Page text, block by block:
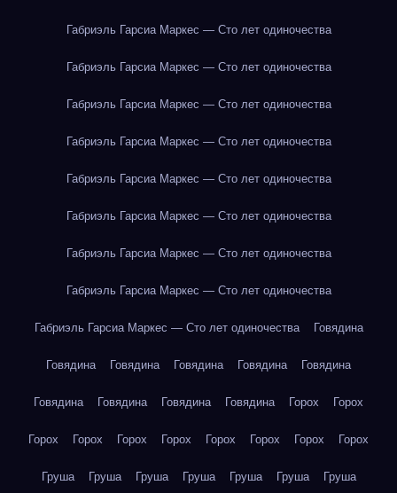
Габриэль Гарсиа Маркес — Сто лет одиночества
Габриэль Гарсиа Маркес — Сто лет одиночества
Габриэль Гарсиа Маркес — Сто лет одиночества
Габриэль Гарсиа Маркес — Сто лет одиночества
Габриэль Гарсиа Маркес — Сто лет одиночества
Габриэль Гарсиа Маркес — Сто лет одиночества
Габриэль Гарсиа Маркес — Сто лет одиночества
Габриэль Гарсиа Маркес — Сто лет одиночества
Габриэль Гарсиа Маркес — Сто лет одиночества Говядина
Говядина Говядина Говядина Говядина Говядина
Говядина Говядина Говядина Говядина Горох Горох
Горох Горох Горох Горох Горох Горох Горох Горох
Груша Груша Груша Груша Груша Груша Груша